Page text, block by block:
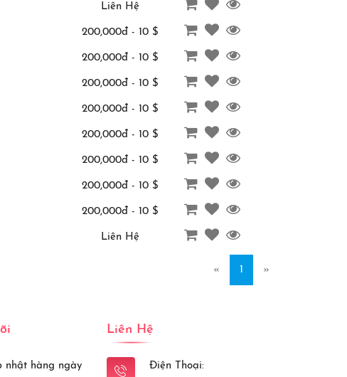
Liên Hệ
200,000đ - 10 $
200,000đ - 10 $
200,000đ - 10 $
200,000đ - 10 $
200,000đ - 10 $
200,000đ - 10 $
200,000đ - 10 $
200,000đ - 10 $
Liên Hệ
« 1 »
nhật hàng ngày
Liên Hệ
Điện Thoại: